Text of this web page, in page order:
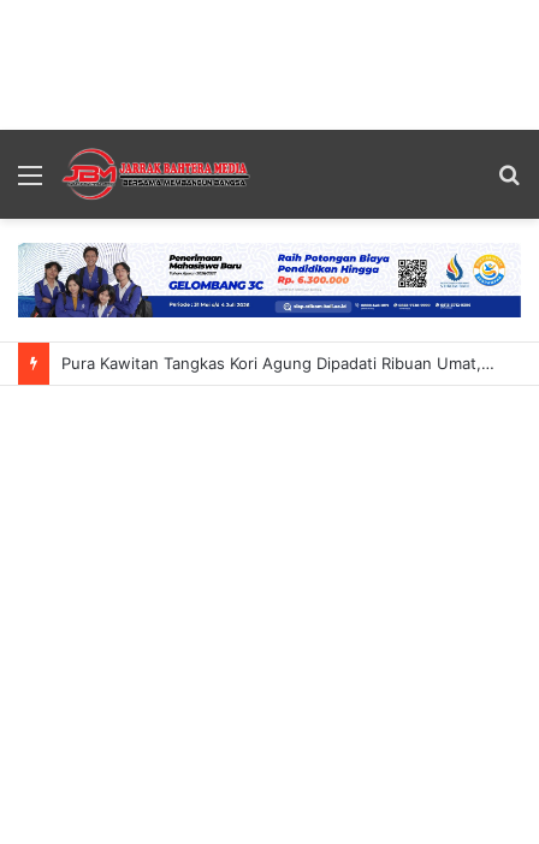
Menu
Pura Kawitan Tangkas Kori Agung Dipadati Ribuan Umat, Situasi Sempat Memanas